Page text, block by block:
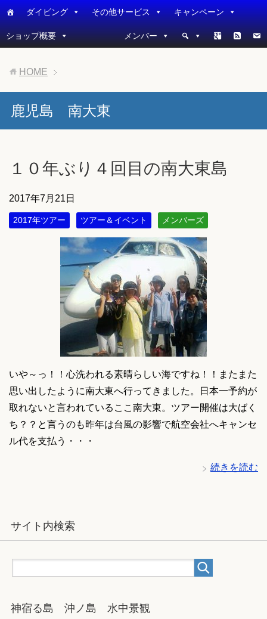
ダイビング その他サービス キャンペーン
ショップ概要 メンバー
HOME
鹿児島 南大東
１０年ぶり４回目の南大東島
2017年7月21日
2017年ツアー ツアー＆イベント メンバーズ
いや～っ！！心洗われる素晴らしい海ですね！！またまた
思い出したように南大東へ行ってきました。日本一予約が
取れないと言われているここ南大東。ツアー開催は大ばく
ち？？と言うのも昨年は台風の影響で航空会社へキャンセ
ル代を支払う・・・
続きを読む
サイト内検索
神宿る島 沖ノ島 水中景観